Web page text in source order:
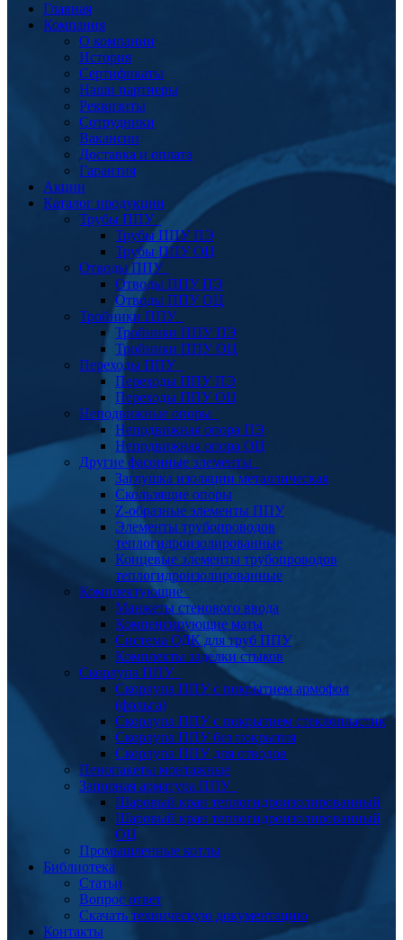
Главная
Компания
О компании
История
Сертификаты
Наши партнеры
Реквизиты
Сотрудники
Вакансии
Доставка и оплата
Гарантия
Акции
Каталог продукции
Трубы ППУ
Трубы ППУ ПЭ
Трубы ППУ ОЦ
Отводы ППУ
Отводы ППУ ПЭ
Отводы ППУ ОЦ
Тройники ППУ
Тройники ППУ ПЭ
Тройники ППУ ОЦ
Переходы ППУ
Переходы ППУ ПЭ
Переходы ППУ ОЦ
Неподвижные опоры
Неподвижная опора ПЭ
Неподвижная опора ОЦ
Другие фасонные элементы
Заглушка изоляции металлическая
Скользящие опоры
Z-образные элементы ППУ
Элементы трубопроводов
теплогидроизолированные
Концевые элементы трубопроводов
теплогидроизолированные
Комплектующие
Манжеты стенового ввода
Компенсирующие маты
Система ОДК для труб ППУ
Комплекты заделки стыков
Скорлупа ППУ
Скорлупа ППУ с покрытием армофол
(фольга)
Скорлупа ППУ с покрытием стеклопластик
Скорлупа ППУ без покрытия
Скорлупа ППУ для отводов
Пенопакеты монтажные
Запорная арматура ППУ
Шаровый кран теплогидроизолированный
Шаровый кран теплогидроизолированный
ОЦ
Промышленные котлы
Библиотека
Статьи
Вопрос ответ
Скачать техническую документацию
Контакты